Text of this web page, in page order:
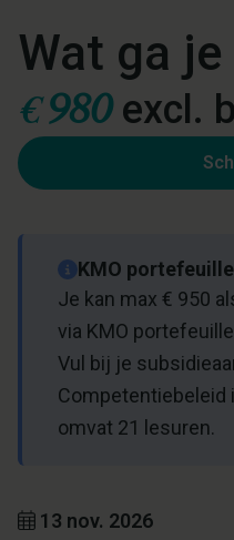
Wat ga je
€980excl.
KMO portefeuille
Je kan max € 950
via KMO
Vul bij je
Competentiebeleid
omvat 21 lesuren.
13 nov. 2026